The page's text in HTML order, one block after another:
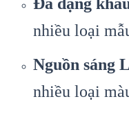
Đa dạng
nhiều loại
Nguồn sáng
nhiều loại